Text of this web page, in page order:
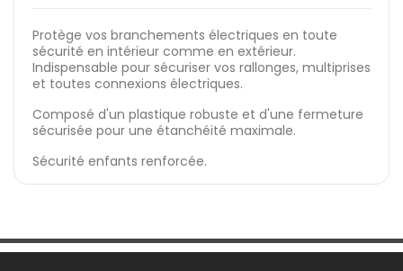
Protège vos branchements électriques en toute
sécurité en intérieur comme en extérieur.
Indispensable pour sécuriser vos rallonges, multiprises
et toutes connexions électriques.
Composé d'un plastique robuste et d'une fermeture
sécurisée pour une étanchéité maximale.
Sécurité enfants renforcée.